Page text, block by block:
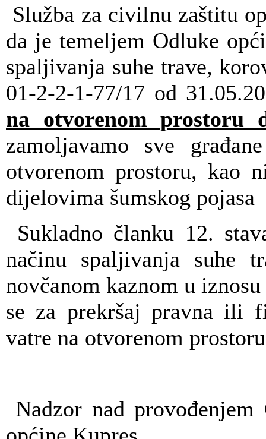
Služba za civilnu zaštitu
da je temeljem Odluke
spaljivanja suhe trave,
01-2-2-1-77/17 od
na otvorenom
zamoljavamo sve
otvorenom prostoru, kao
dijelovima šumskog pojasa
Sukladno članku 12.
načinu spaljivanja suhe
novčanom kaznom u
se za prekršaj pravna ili
vatre na otvorenom
Nadzor nad